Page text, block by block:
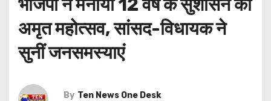
भाजपा ने मनाया 12 वर्ष के सुशासन का
अमृत महोत्सव, सांसद-विधायक ने
सुनीं जनसमस्याएं
By Ten News One Desk